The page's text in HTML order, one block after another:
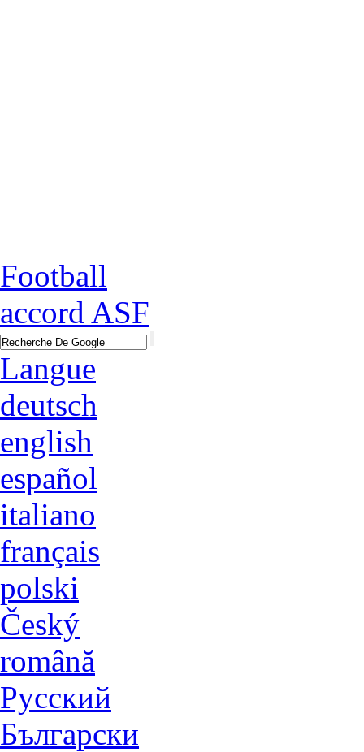
Football
accord ASF
Langue
deutsch
english
español
italiano
français
polski
Český
română
Русский
Български